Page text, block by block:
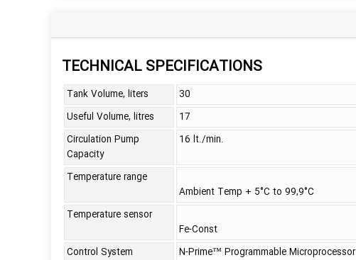
TECHNICAL SPECIFICATIONS
Tank Volume, liters
30
Useful Volume, litres
17
Circulation Pump
Capacity
16 lt./min.
Temperature range
Ambient Temp + 5°C to 99,9°C
Temperature sensor
Fe-Const
Control System
N-Prime™ Programmable Microprocessor